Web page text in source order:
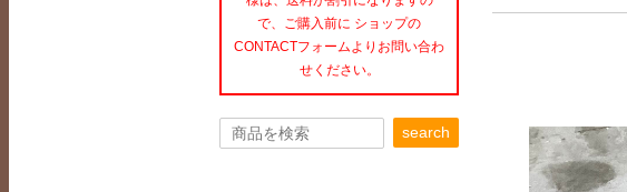
で、ご購入前に ショップの
CONTACTフォームよりお問い合わ
せください。
search